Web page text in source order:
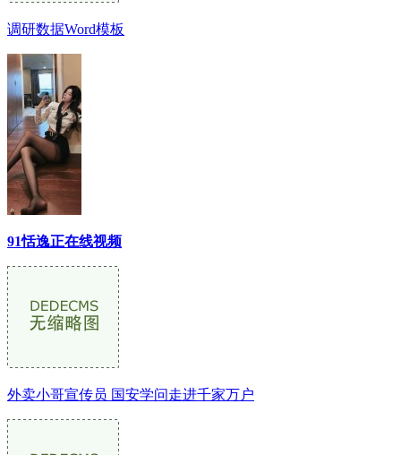
调研数据Word模板
91恬逸正在线视频
外卖小哥宣传员 国安学问走进千家万户